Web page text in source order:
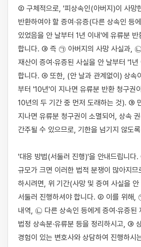
② 구체적으로, '피상속인(아버지)이 사망
반환하여야 할 증여·유증(다른 상속인 등
있었음을 안 날부터 1년 이내'에 유류분
합니다. ③ 즉 ㉠ 아버지의 사망 사실과,
재산이 증여·유증된 사실을 안 날부터 '1
합니다. ④ 또한, (안 날과 관계없이) 상속
부터 '10년'이 지나면 유류분 반환 청구권
10년의 두 기간 중 먼저 도래하는 것). ⑤
지나면 유류분 청구권이 소멸되어, 상속
간주될 수 있으므로, 기한을 넘기지 않도
'대응 방법(서둘러 진행)'을 안내드립니다
규모가 크면 이러한 법적 분쟁이 많아지
하시려면, 위 기간(사망 및 증여 사실을 안
서둘러 진행하셔야 합니다. ② 이를 위해,
내역, ㉡ 다른 상속인 등에게 증여·유증된
법정 상속분·유류분 등을 정리하시고, ③
경험이 있는 변호사와 상담하여 진행하